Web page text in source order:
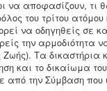
να αποφασίζουν, τι
του τρίτου
να οδηγηθείς σε
την αρμοδιότητα
Ζωής). Τα
και το δικαίωμα
από την Σύμβαση